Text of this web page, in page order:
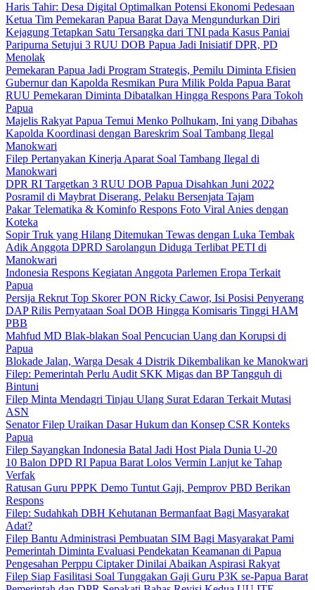
Haris Tahir: Desa Digital Optimalkan Potensi Ekonomi Pedesaan
Ketua Tim Pemekaran Papua Barat Daya Mengundurkan Diri
Kejagung Tetapkan Satu Tersangka dari TNI pada Kasus Paniai
Paripurna Setujui 3 RUU DOB Papua Jadi Inisiatif DPR, PD
Menolak
Pemekaran Papua Jadi Program Strategis, Pemilu Diminta Efisien
Gubernur dan Kapolda Resmikan Pura Milik Polda Papua Barat
RUU Pemekaran Diminta Dibatalkan Hingga Respons Para Tokoh
Papua
Majelis Rakyat Papua Temui Menko Polhukam, Ini yang Dibahas
Kapolda Koordinasi dengan Bareskrim Soal Tambang Ilegal
Manokwari
Filep Pertanyakan Kinerja Aparat Soal Tambang Ilegal di
Manokwari
DPR RI Targetkan 3 RUU DOB Papua Disahkan Juni 2022
Posramil di Maybrat Diserang, Pelaku Bersenjata Tajam
Pakar Telematika & Kominfo Respons Foto Viral Anies dengan
Koteka
Sopir Truk yang Hilang Ditemukan Tewas dengan Luka Tembak
Adik Anggota DPRD Sarolangun Diduga Terlibat PETI di
Manokwari
Indonesia Respons Kegiatan Anggota Parlemen Eropa Terkait
Papua
Persija Rekrut Top Skorer PON Ricky Cawor, Isi Posisi Penyerang
DAP Rilis Pernyataan Soal DOB Hingga Komisaris Tinggi HAM
PBB
Mahfud MD Blak-blakan Soal Pencucian Uang dan Korupsi di
Papua
Blokade Jalan, Warga Desak 4 Distrik Dikembalikan ke Manokwari
Filep: Pemerintah Perlu Audit SKK Migas dan BP Tangguh di
Bintuni
Filep Minta Mendagri Tinjau Ulang Surat Edaran Terkait Mutasi
ASN
Senator Filep Uraikan Dasar Hukum dan Konsep CSR Konteks
Papua
Filep Sayangkan Indonesia Batal Jadi Host Piala Dunia U-20
10 Balon DPD RI Papua Barat Lolos Vermin Lanjut ke Tahap
Verfak
Ratusan Guru PPPK Demo Tuntut Gaji, Pemprov PBD Berikan
Respons
Filep: Sudahkah DBH Kehutanan Bermanfaat Bagi Masyarakat
Adat?
Filep Bantu Administrasi Pembuatan SIM Bagi Masyarakat Pami
Pemerintah Diminta Evaluasi Pendekatan Keamanan di Papua
Pengesahan Perppu Ciptaker Dinilai Abaikan Aspirasi Rakyat
Filep Siap Fasilitasi Soal Tunggakan Gaji Guru P3K se-Papua Barat